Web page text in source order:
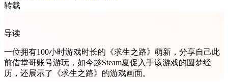
转载
导读
一位拥有100小时游戏时长的《求生之路》萌新，分享自己此
前借堂哥账号游玩，如今趁Steam夏促入手该游戏的圆梦经
历，还展示了《求生之路》的游戏画面。